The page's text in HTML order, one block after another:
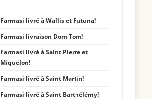
Farmasi livré à Wallis et Futuna!
Farmasi livraison Dom Tom!
Farmasi livré à Saint Pierre et
Miquelon!
Farmasi livré à Saint Martin!
Farmasi livré à Saint Barthélémy!